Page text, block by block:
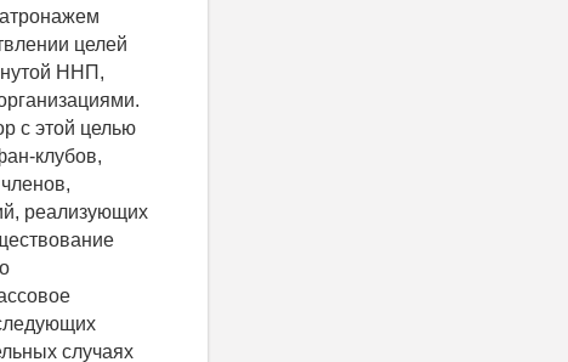
целей
ННП,
с этой целью
клубов,
реализующих
случаях